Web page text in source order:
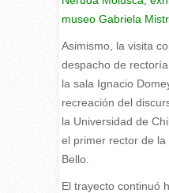
museo Gabriela
Asimismo, la visita
despacho de
la sala Ignacio
recreación del
la Universidad de
el primer rector de la
Bello.
El trayecto continuó